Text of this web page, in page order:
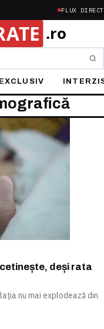
FLUX DIRECT
EXCLUSIV
deși rata
nu mai explodează din